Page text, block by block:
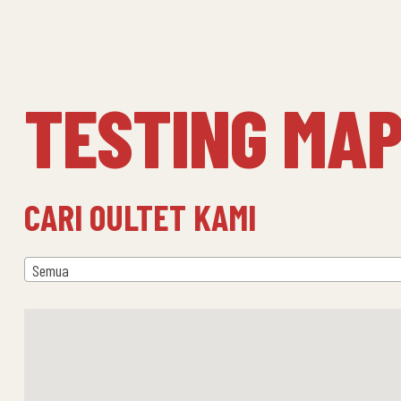
TESTING
CARI OULTET KAMI
Semua